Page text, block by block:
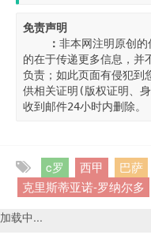
免责声明
    ：
非本网注明原创的
的在于传递更多信息，并
负责；如此页面有侵犯到
供相关证明(版权证明、
收到邮件24小时内删除。
c罗 西甲 巴萨
克里斯蒂亚诺-罗纳尔多
加载中...